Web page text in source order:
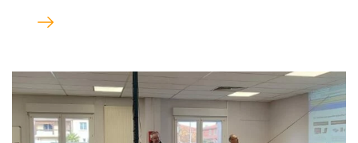
Lire
l'article